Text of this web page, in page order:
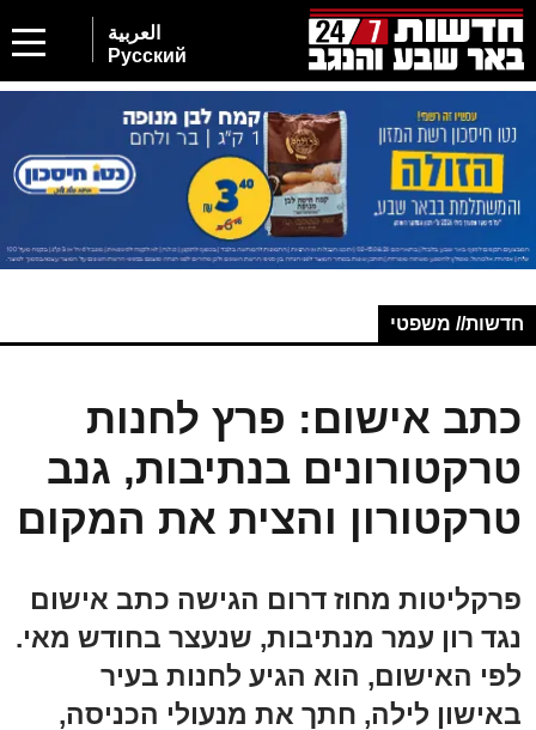
العربية
Русский
חדשות// משפטי
כתב אישום: פרץ לחנות
טרקטורונים בנתיבות, גנב
טרקטורון והצית את המקום
פרקליטות מחוז דרום הגישה כתב אישום
נגד רון עמר מנתיבות, שנעצר בחודש מאי.
לפי האישום, הוא הגיע לחנות בעיר
באישון לילה, חתך את מנעולי הכניסה,